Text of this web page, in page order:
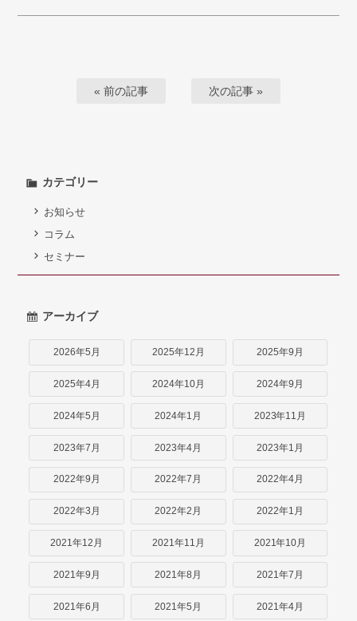
« 前の記事 次の記事 »
カテゴリー
お知らせ
コラム
セミナー
アーカイブ
2026年5月 2025年12月 2025年9月
2025年4月 2024年10月 2024年9月
2024年5月 2024年1月 2023年11月
2023年7月 2023年4月 2023年1月
2022年9月 2022年7月 2022年4月
2022年3月 2022年2月 2022年1月
2021年12月 2021年11月 2021年10月
2021年9月 2021年8月 2021年7月
2021年6月 2021年5月 2021年4月